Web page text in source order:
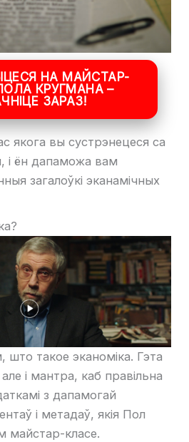
НА МАЙСТАР-
КРУГМАНА –
ЗАРАЗ!
якога вы сустрэнецеся са
і ён дапаможа вам
загалоўкі эканамічных
такое эканоміка. Гэта
і мантра, каб правільна
з дапамогай
і метадаў, якія Пол
майстар-класе.